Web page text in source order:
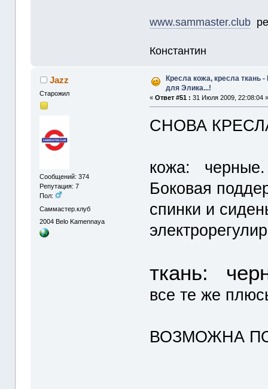
www.sammaster.club
Константин
Jazz
Старожил
Сообщений: 374
Репутация: 7
Пол:
Саммастер.клуб
2004 Belo Kamennaya
Кресла кожа, кресла ткань
для Элика...!
«Ответ #51 : 31 Июля 2009, 22:08:04
СНОВА
кожа:
Боковая
спинки и
ткань:
все те же
ВОЗМОЖНА